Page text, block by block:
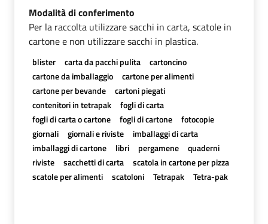
Modalità di conferimento
Per la raccolta utilizzare sacchi in carta, scatole in
cartone e non utilizzare sacchi in plastica.
blister carta da pacchi pulita
cartoncino
cartone da imballaggio
cartone per alimenti
cartone per bevande
cartoni piegati
contenitori in tetrapak
fogli di carta
fogli di carta o cartone
fogli di cartone
fotocopie
giornali
giornali e riviste
imballaggi di carta
imballaggi di cartone
libri pergamene
quaderni
riviste
sacchetti di carta
scatola in cartone per pizza
scatole per alimenti
scatoloni Tetrapak Tetra-pak